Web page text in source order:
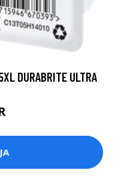
DURABRITE ULTRA